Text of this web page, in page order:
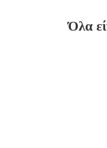
Όλα